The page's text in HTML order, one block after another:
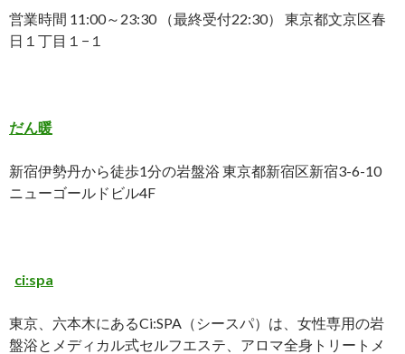
営業時間 11:00～23:30 （最終受付22:30） 東京都文京区春
日１丁目１−１
だん暖
新宿伊勢丹から徒歩1分の岩盤浴 東京都新宿区新宿3-6-10
ニューゴールドビル4F
ci:spa
東京、六本木にあるCi:SPA（シースパ）は、女性専用の岩
盤浴とメディカル式セルフエステ、アロマ全身トリートメ